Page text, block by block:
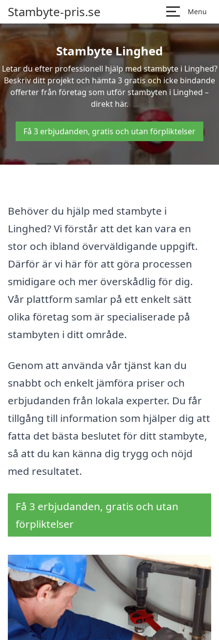
Stambyte-pris.se Menu
Stambyte Linghed
Letar du efter professionell hjälp med stambyte i Linghed?
Beskriv ditt projekt och hämta 3 gratis och icke bindande
offerter från företag som utför stambyten i Linghed –
direkt här.
Få 3 erbjudanden, gratis och utan förpliktelser
Behöver du hjälp med stambyte i
Linghed? Vi förstår att det kan vara en
stor och ibland överväldigande uppgift.
Därför är vi här för att göra processen
smidigare och mer överskådlig för dig.
Vår plattform samlar på ett enkelt sätt
olika företag som är specialiserade på
stambyten i ditt område.
Genom att använda vår tjänst kan du
snabbt och enkelt jämföra priser och
erbjudanden från lokala experter. Du får
tillgång till information som hjälper dig att
fatta det bästa beslutet för ditt stambyte,
så att du kan känna dig trygg och nöjd
med resultatet.
Få 3 erbjudanden, gratis och utan
förpliktelser